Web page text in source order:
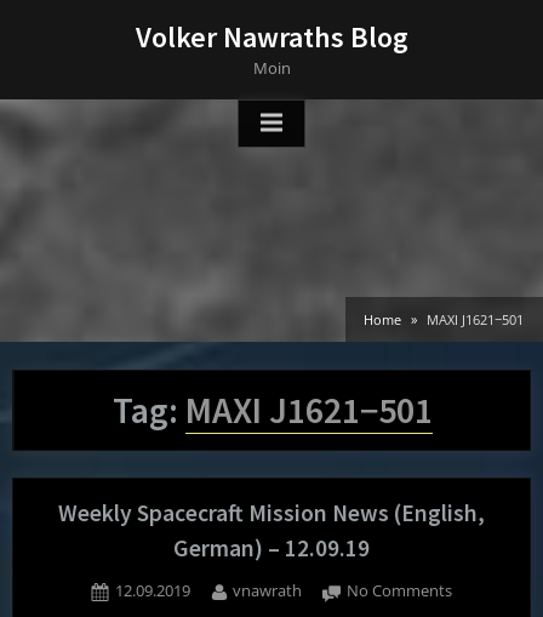
Volker Nawraths Blog
Moin
Home MAXI J1621−501
Tag: MAXI J1621−501
Weekly Spacecraft Mission News (English,
German) – 12.09.19
Posted
12.09.2019 By
vnawrath No Commentson